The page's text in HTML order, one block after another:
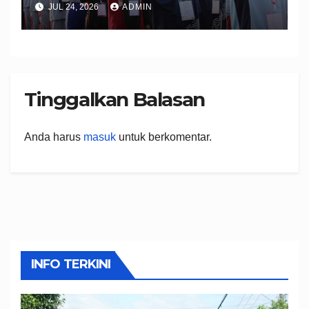
Peserta Didik Berkarakter,
Disiplin, dan Berprestasi
JUL 24, 2026 ADMIN
Tinggalkan Balasan
Anda harus masuk untuk berkomentar.
INFO TERKINI